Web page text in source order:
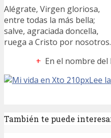
Alégrate, Virgen gloriosa,
entre todas la más bella;
salve, agraciada doncella,
ruega a Cristo por nosotros.
+ En el nombre del
Lee
También te puede